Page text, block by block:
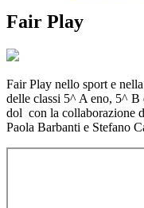
Fair Play
Fair Play nello sport e
delle classi 5^ A eno, 5^
dol con la collaborazione
Paola Barbanti e Stefano